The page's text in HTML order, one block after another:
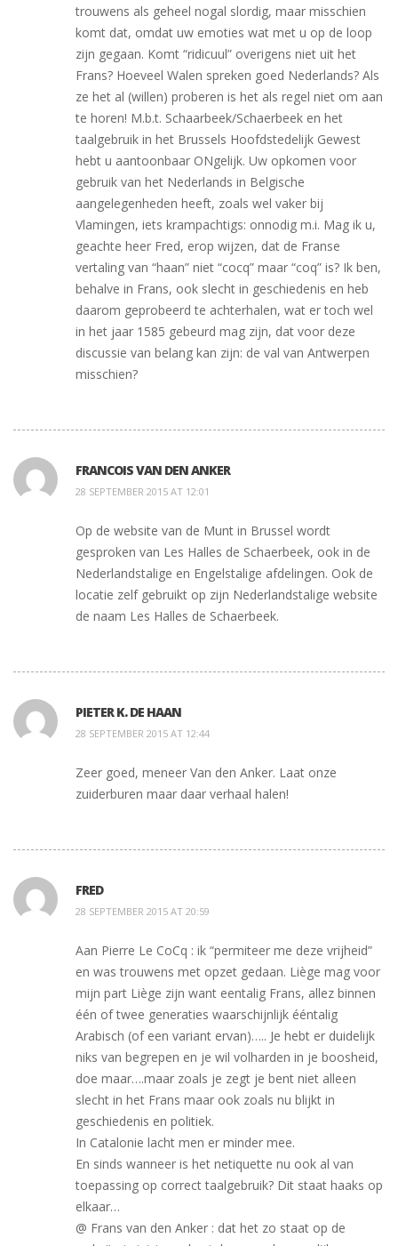
trouwens als geheel nogal slordig, maar misschien
komt dat, omdat uw emoties wat met u op de loop
zijn gegaan. Komt “ridicuul” overigens niet uit het
Frans? Hoeveel Walen spreken goed Nederlands? Als
ze het al (willen) proberen is het als regel niet om aan
te horen! M.b.t. Schaarbeek/Schaerbeek en het
taalgebruik in het Brussels Hoofdstedelijk Gewest
hebt u aantoonbaar ONgelijk. Uw opkomen voor
gebruik van het Nederlands in Belgische
aangelegenheden heeft, zoals wel vaker bij
Vlamingen, iets krampachtigs: onnodig m.i. Mag ik u,
geachte heer Fred, erop wijzen, dat de Franse
vertaling van “haan” niet “cocq” maar “coq” is? Ik ben,
behalve in Frans, ook slecht in geschiedenis en heb
daarom geprobeerd te achterhalen, wat er toch wel
in het jaar 1585 gebeurd mag zijn, dat voor deze
discussie van belang kan zijn: de val van Antwerpen
misschien?
FRANCOIS VAN DEN ANKER
28 SEPTEMBER 2015 AT 12:01
Op de website van de Munt in Brussel wordt
gesproken van Les Halles de Schaerbeek, ook in de
Nederlandstalige en Engelstalige afdelingen. Ook de
locatie zelf gebruikt op zijn Nederlandstalige website
de naam Les Halles de Schaerbeek.
PIETER K. DE HAAN
28 SEPTEMBER 2015 AT 12:44
Zeer goed, meneer Van den Anker. Laat onze
zuiderburen maar daar verhaal halen!
FRED
28 SEPTEMBER 2015 AT 20:59
Aan Pierre Le CoCq : ik “permiteer me deze vrijheid”
en was trouwens met opzet gedaan. Liège mag voor
mijn part Liège zijn want eentalig Frans, allez binnen
één of twee generaties waarschijnlijk ééntalig
Arabisch (of een variant ervan)….. Je hebt er duidelijk
niks van begrepen en je wil volharden in je boosheid,
doe maar….maar zoals je zegt je bent niet alleen
slecht in het Frans maar ook zoals nu blijkt in
geschiedenis en politiek.
In Catalonie lacht men er minder mee.
En sinds wanneer is het netiquette nu ook al van
toepassing op correct taalgebruik? Dit staat haaks op
elkaar…
@ Frans van den Anker : dat het zo staat op de